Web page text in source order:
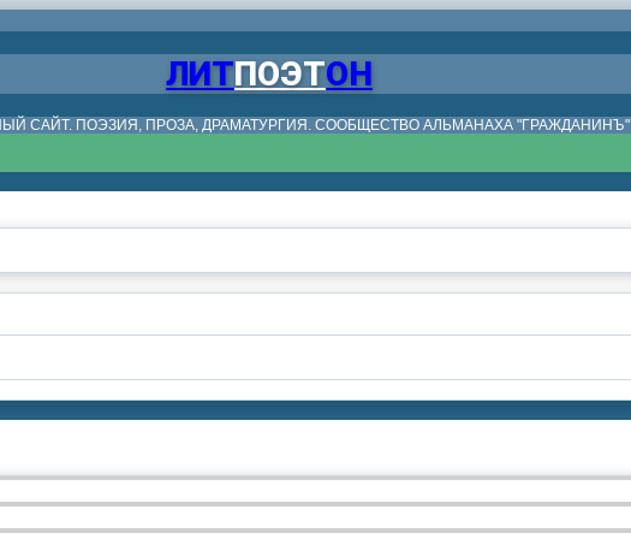
ЛИТПОЭТОН
САЙТ. ПОЭЗИЯ, ПРОЗА, ДРАМАТУРГИЯ. СООБЩЕСТВО АЛЬМАНАХА "ГРАЖДАНИНЪ"